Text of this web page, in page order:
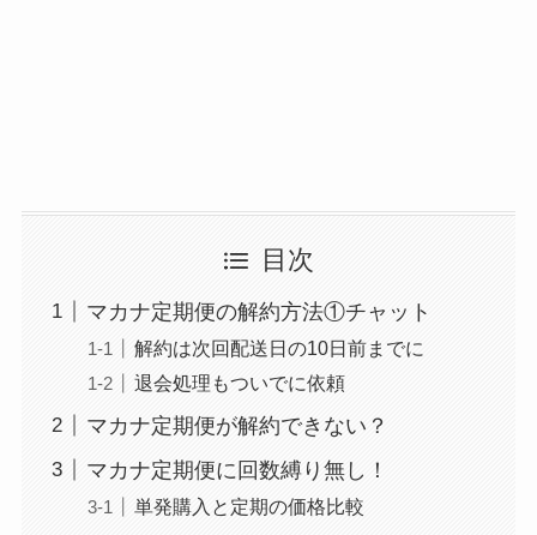
目次
マカナ定期便の解約方法①チャット
解約は次回配送日の10日前までに
退会処理もついでに依頼
マカナ定期便が解約できない？
マカナ定期便に回数縛り無し！
単発購入と定期の価格比較